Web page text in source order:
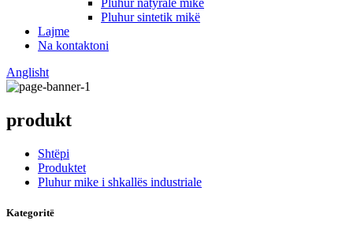
Pluhur natyrale mike
Pluhur sintetik mikë
Lajme
Na kontaktoni
Anglisht
produkt
Shtëpi
Produktet
Pluhur mike i shkallës industriale
Kategoritë